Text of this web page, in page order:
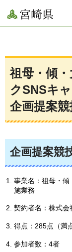
宮崎県
祖母・傾
クSNSキ
企画提案
企画提案競
事業名：祖母・傾
施業務
契約者名：株式会
得点：285点（満
参加者数：4者